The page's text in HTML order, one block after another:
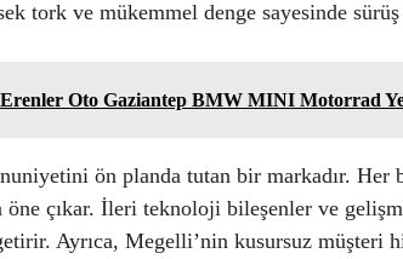
tork ve mükemmel denge sayesinde
Erenler Oto Gaziantep BMW MINI Motorrad
ön planda tutan bir markadır. Her
öne çıkar. İleri teknoloji bileşenler ve
Ayrıca, Megelli’nin kusursuz müşteri